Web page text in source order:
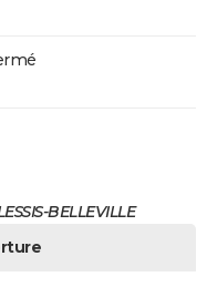
BELLEVILLE